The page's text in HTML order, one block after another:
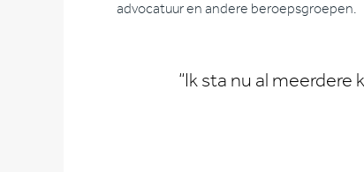
advocatuur en andere beroepsgroepen.
“Ik sta nu al